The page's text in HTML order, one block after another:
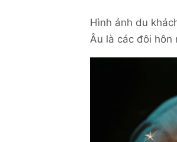
Hình ảnh du
Âu là các đôi hôn